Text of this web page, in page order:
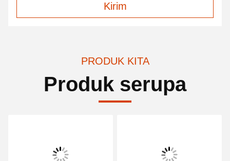
Kirim
PRODUK KITA
Produk serupa